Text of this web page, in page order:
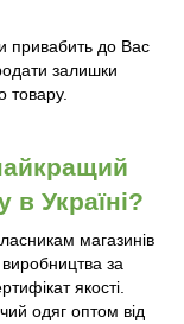
привабить до Вас
залишки
товару.
в Україні?
магазинів
виробництва за
якості.
одяг оптом від